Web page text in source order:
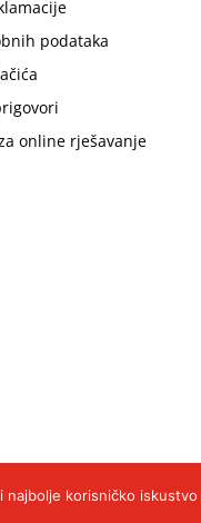
podataka
online rješavanje
korisničko